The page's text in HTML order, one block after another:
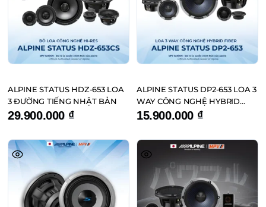
ALPINE STATUS HDZ-653 LOA
3 ĐƯỜNG TIẾNG NHẬT BẢN
29.900.000 ₫
ALPINE STATUS DP2-653 LOA 3
WAY CÔNG NGHỆ HYBRID
FIBER ĐẾN TỪ NHẬT BẢN
15.900.000 ₫